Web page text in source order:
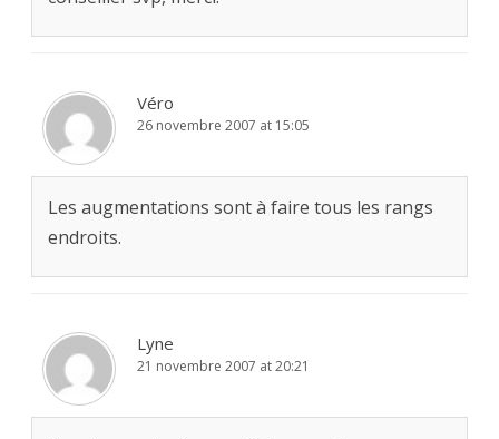
Véro
26 novembre 2007 at 15:05
Les augmentations sont à faire tous les rangs
endroits.
Lyne
21 novembre 2007 at 20:21